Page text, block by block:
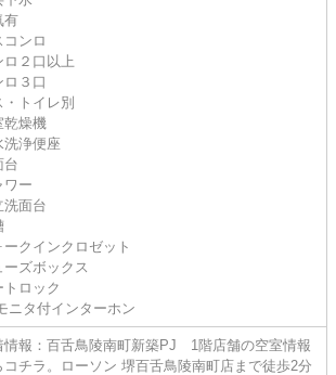
有
コンロ
ロ２口以上
ロ３口
・トイレ別
乾燥機
洗浄便座
台
ワー
洗面台
ークインクロゼット
ーズボックス
トロック
ニタ付インターホン
情報：百舌鳥陵南町新築PJ 1階店舗の空室情報
コチラ。ローソン 堺百舌鳥陵南町店まで徒歩2分